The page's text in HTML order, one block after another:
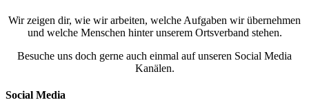
Wir zeigen dir, wie wir arbeiten, welche Aufgaben wir übernehmen
und welche Menschen hinter unserem Ortsverband stehen.
Besuche uns doch gerne auch einmal auf unseren Social Media
Kanälen.
Social Media